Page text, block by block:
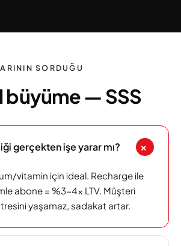
SORDUĞU
büyüme — SSS
gerçekten işe yarar mı? +
vitamin için ideal. Recharge ile
abone = %3-4x LTV. Müşteri
yaşamaz, sadakat artar.